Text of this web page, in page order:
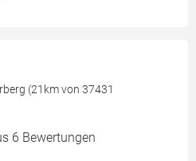
(21km von 37431
6 Bewertungen